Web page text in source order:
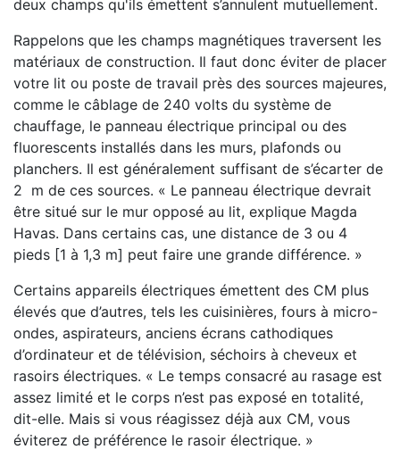
deux champs qu'ils émettent s’annulent mutuellement.
Rappelons que les champs magnétiques traversent les
matériaux de construction. Il faut donc éviter de placer
votre lit ou poste de travail près des sources majeures,
comme le câblage de 240 volts du système de
chauffage, le panneau électrique principal ou des
fluorescents installés dans les murs, plafonds ou
planchers. Il est généralement suffisant de s’écarter de
2 m de ces sources. « Le panneau électrique devrait
être situé sur le mur opposé au lit, explique Magda
Havas. Dans certains cas, une distance de 3 ou 4
pieds [1 à 1,3 m] peut faire une grande différence. »
Certains appareils électriques émettent des CM plus
élevés que d’autres, tels les cuisinières, fours à micro-
ondes, aspirateurs, anciens écrans cathodiques
d’ordinateur et de télévision, séchoirs à cheveux et
rasoirs électriques. « Le temps consacré au rasage est
assez limité et le corps n’est pas exposé en totalité,
dit-elle. Mais si vous réagissez déjà aux CM, vous
éviterez de préférence le rasoir électrique. »